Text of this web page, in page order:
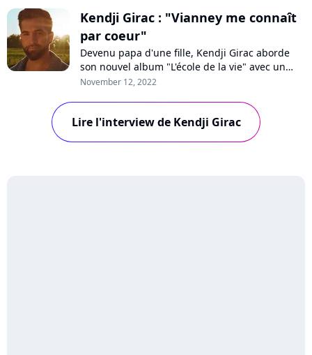
Kendji Girac : "Vianney me connaît
par coeur"
Devenu papa d'une fille, Kendji Girac aborde
son nouvel album "L'école de la vie" avec un
regard nouveau. En interview pour Purecharts,
avec sa petite Eva, revient sur sa propre
enfance, son évolution et sa collaboration avec
November 12, 2022
Lire l'interview de Kendji Girac